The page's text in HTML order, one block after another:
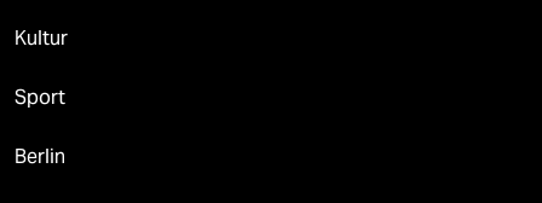
Kultur
Sport
Berlin